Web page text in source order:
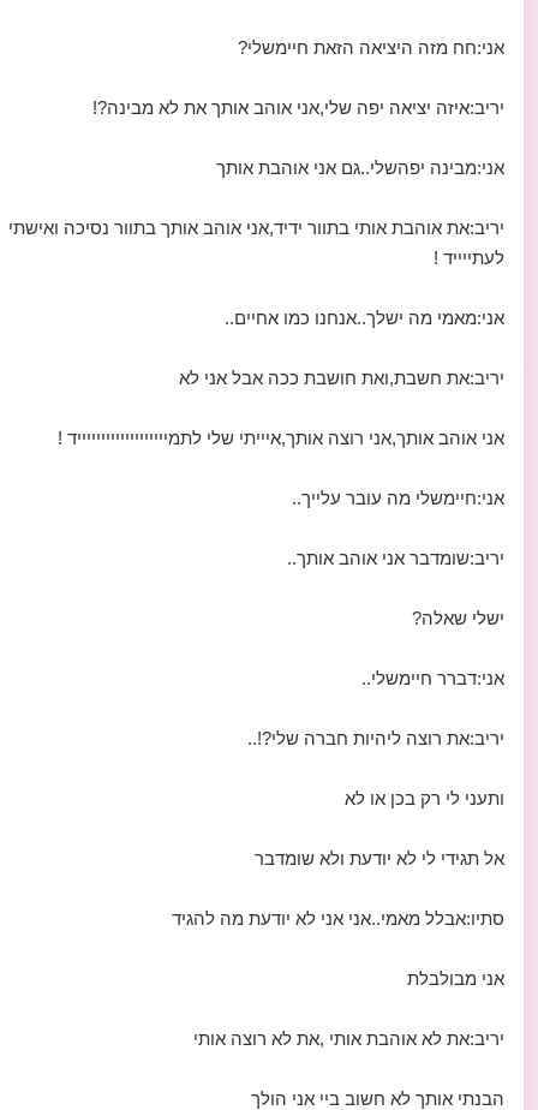
אני:חח מזה היציאה הזאת חיימשלי?
יריב:איזה יציאה יפה שלי,אני אוהב אותך את לא מבינה?!
אני:מבינה יפהשלי..גם אני אוהבת אותך
יריב:את אוהבת אותי בתוור ידיד,אני אוהב אותך בתוור נסיכה ואישתי
לעתייייד !
אני:מאמי מה ישלך..אנחנו כמו אחיים..
יריב:את חשבת,ואת חושבת ככה אבל אני לא
אני אוהב אותך,אני רוצה אותך,איייתי שלי לתמיייייייייייייייייייד !
אני:חיימשלי מה עובר עלייך..
יריב:שומדבר אני אוהב אותך..
ישלי שאלה?
אני:דברר חיימשלי..
יריב:את רוצה ליהיות חברה שלי?!..
ותעני לי רק בכן או לא
אל תגידי לי לא יודעת ולא שומדבר
סתיו:אבלל מאמי..אני אני לא יודעת מה להגיד
אני מבולבלת
יריב:את לא אוהבת אותי ,את לא רוצה אותי
הבנתי אותך לא חשוב ביי אני הולך